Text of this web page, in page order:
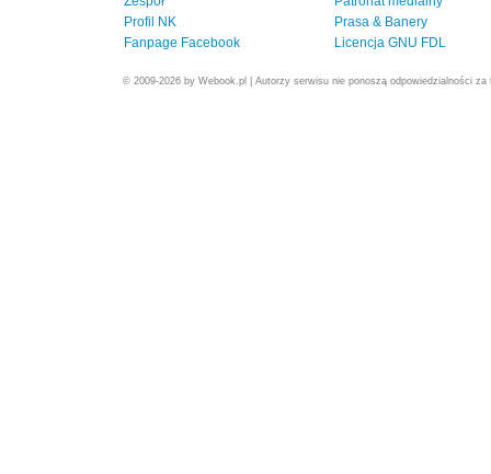
Profil NK
Fanpage Facebook
Prasa & Banery
Licencja GNU FDL
© 2009-2026 by Webook.pl | Autorzy serwisu nie ponoszą odpowiedzialności